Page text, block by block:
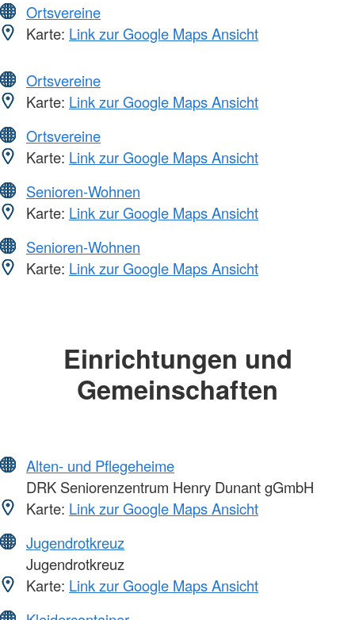
Ortsvereine
Karte: Link zur Google Maps Ansicht
Ortsvereine
Karte: Link zur Google Maps Ansicht
Ortsvereine
Karte: Link zur Google Maps Ansicht
Senioren-Wohnen
Karte: Link zur Google Maps Ansicht
Senioren-Wohnen
Karte: Link zur Google Maps Ansicht
Einrichtungen und
Gemeinschaften
Alten- und Pflegeheime
DRK Seniorenzentrum Henry Dunant gGmbH
Karte: Link zur Google Maps Ansicht
Jugendrotkreuz
Jugendrotkreuz
Karte: Link zur Google Maps Ansicht